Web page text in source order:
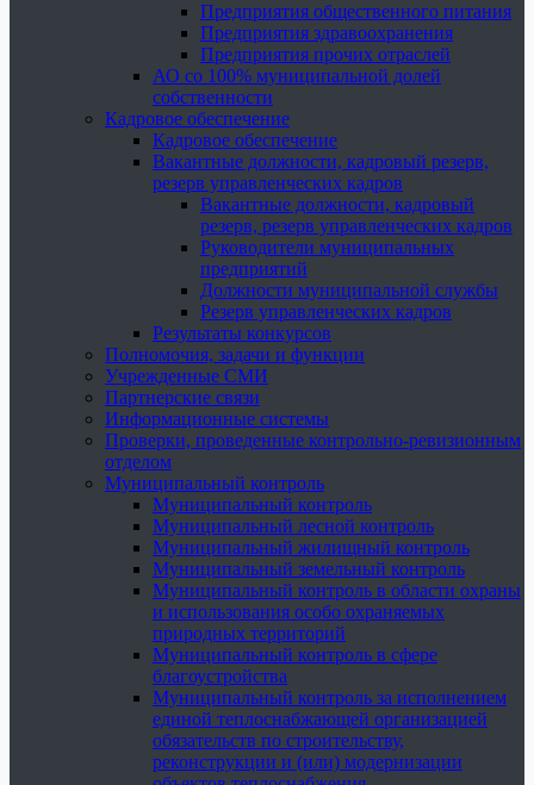
Предприятия общественного питания
Предприятия здравоохранения
Предприятия прочих отраслей
АО со 100% муниципальной долей
собственности
Кадровое обеспечение
Кадровое обеспечение
Вакантные должности, кадровый резерв,
резерв управленческих кадров
Вакантные должности, кадровый
резерв, резерв управленческих кадров
Руководители муниципальных
предприятий
Должности муниципальной службы
Резерв управленческих кадров
Результаты конкурсов
Полномочия, задачи и функции
Учрежденные СМИ
Партнерские связи
Информационные системы
Проверки, проведенные контрольно-ревизионным
отделом
Муниципальный контроль
Муниципальный контроль
Муниципальный лесной контроль
Муниципальный жилищный контроль
Муниципальный земельный контроль
Муниципальный контроль в области охраны
и использования особо охраняемых
природных территорий
Муниципальный контроль в сфере
благоустройства
Муниципальный контроль за исполнением
единой теплоснабжающей организацией
обязательств по строительству,
реконструкции и (или) модернизации